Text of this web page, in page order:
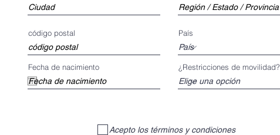
código postal País
Fecha de nacimiento ¿Restricciones de movilidad?
Acepto los términos y condiciones